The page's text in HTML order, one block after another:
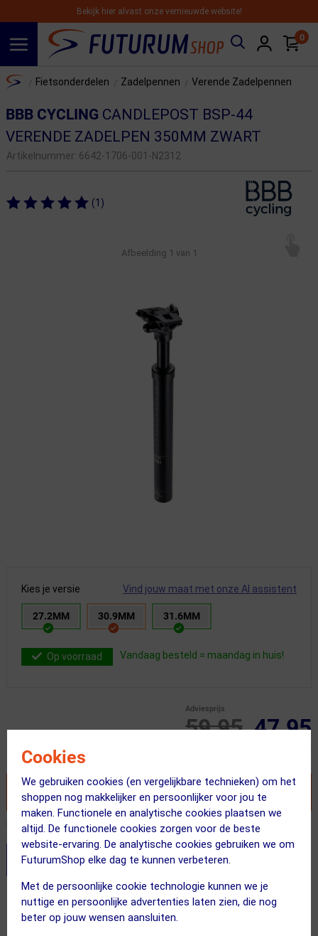
Cookies
We gebruiken cookies (en vergelijkbare technieken) om het
shoppen nog makkelijker en persoonlijker voor jou te
maken. Functionele en analytische cookies plaatsen we
altijd. De functionele cookies zorgen voor de beste
website-ervaring. De analytische cookies gebruiken we om
FuturumShop elke dag te kunnen verbeteren.
Met de persoonlijke cookie technologie kunnen we je
nuttige en persoonlijke advertenties laten zien, die nog
beter op jouw wensen aansluiten.
Bekijk hier alvast onze vernieuwde website!
0
Home Fietsonderdelen Zadelpennen Verende Zadelpennen
BBB CYCLING CANDLEPOST BSP-44
VERENDE ZADELPEN 350MM ZWART
Artikelnummer: 6642-1706-001-N2312
(1)
Afbeelding 1 van 1
Kies je versie Vind jouw maat met onze AI assistent
27.2MM 30.9MM 31.6MM
Op voorraad Vandaag besteld = maandag in huis!
59.95
Adviesprijs
47.95
VOEG TOE AAN WINKELWAGEN
Recent besteld door 14 klanten! Bestel ook snel!
Stel je productvragen aan onze AI assistent
Gratis verzending vanaf €49
Vandaag besteld = maandag in huis!